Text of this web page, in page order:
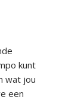
kunt
wat jou
een